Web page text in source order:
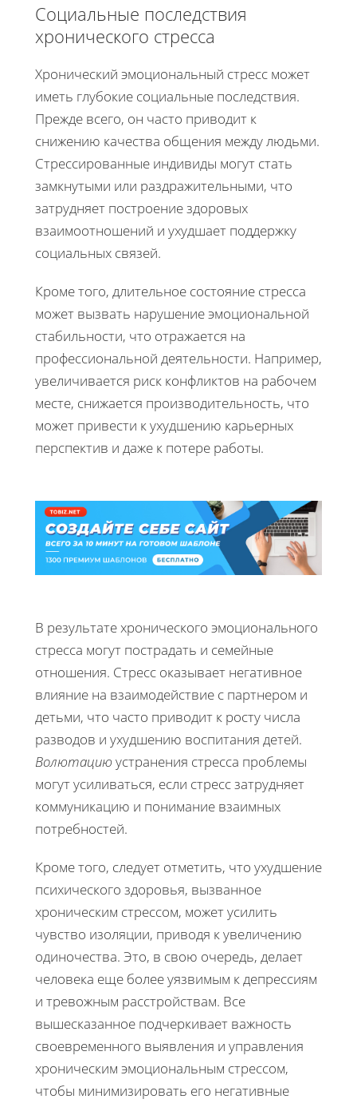
Социальные последствия
хронического стресса
Хронический эмоциональный стресс может
иметь глубокие социальные последствия.
Прежде всего, он часто приводит к
снижению качества общения между людьми.
Стрессированные индивиды могут стать
замкнутыми или раздражительными, что
затрудняет построение здоровых
взаимоотношений и ухудшает поддержку
социальных связей.
Кроме того, длительное состояние стресса
может вызвать нарушение эмоциональной
стабильности, что отражается на
профессиональной деятельности. Например,
увеличивается риск конфликтов на рабочем
месте, снижается производительность, что
может привести к ухудшению карьерных
перспектив и даже к потере работы.
В результате хронического эмоционального
стресса могут пострадать и семейные
отношения. Стресс оказывает негативное
влияние на взаимодействие с партнером и
детьми, что часто приводит к росту числа
разводов и ухудшению воспитания детей.
Волютацию устранения стресса проблемы
могут усиливаться, если стресс затрудняет
коммуникацию и понимание взаимных
потребностей.
Кроме того, следует отметить, что ухудшение
психического здоровья, вызванное
хроническим стрессом, может усилить
чувство изоляции, приводя к увеличению
одиночества. Это, в свою очередь, делает
человека еще более уязвимым к депрессиям
и тревожным расстройствам. Все
вышесказанное подчеркивает важность
своевременного выявления и управления
хроническим эмоциональным стрессом,
чтобы минимизировать его негативные